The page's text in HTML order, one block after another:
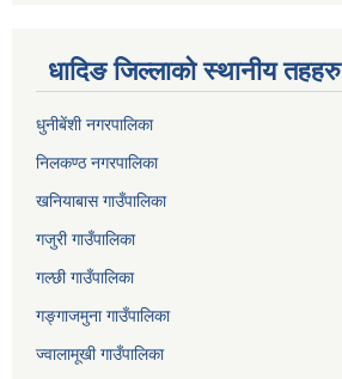
धादिङ जिल्लाकाे स्थानीय तहहरु
धुनीबेंशी नगरपालिका
निलकण्ठ नगरपालिका
खनियाबास गाउँपालिका
गजुरी गाउँपालिका
गल्छी गाउँपालिका
गङ्गाजमुना गाउँपालिका
ज्वालामूखी गाउँपालिका